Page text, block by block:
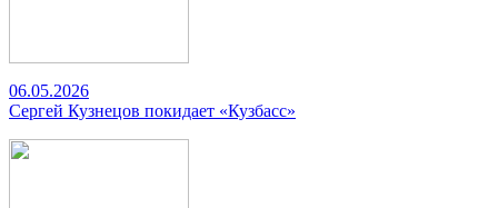
06.05.2026
Сергей Кузнецов покидает «Кузбасс»